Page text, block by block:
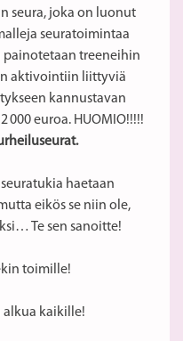
seura, joka on luonut
seuratoimintaa
painotetaan treeneihin
aktivointiin liittyviä
kannustavan
000 euroa. HUOMIO!!!!!
haetaan
eikös se niin ole,
Te sen sanoitte!
toimille!
alkua kaikille!